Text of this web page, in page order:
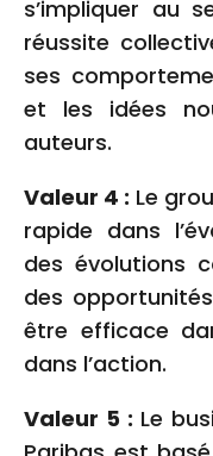
s’impliquer au
réussite
ses
et les idées
auteurs.
Valeur 4 : Le
rapide dans
des évolutions
des
être efficace
dans l’action.
Valeur 5 : Le